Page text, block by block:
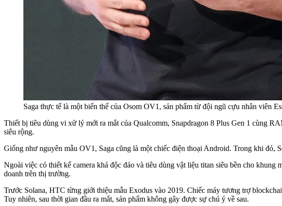
Saga thực tế là một biến thể của Osom OV1, sản phẩm từ đội ngũ cựu nhân viên
Thiết bị tiêu dùng vi xử lý mới ra mắt của Qualcomm, Snapdragon 8 Plus Gen 1 cùng
siêu rộng.
Giống như nguyên mẫu OV1, Saga cũng là một chiếc điện thoại Android. Trong khi đó,
Ngoài việc có thiết kế camera khá độc đáo và tiêu dùng vật liệu titan siêu bền cho
doanh trên thị trường.
Trước Solana, HTC từng giới thiệu mẫu Exodus vào 2019. Chiếc máy tương trợ
Tuy nhiên, sau thời gian đầu ra mắt, sản phẩm không gây được sự chú ý về sau.